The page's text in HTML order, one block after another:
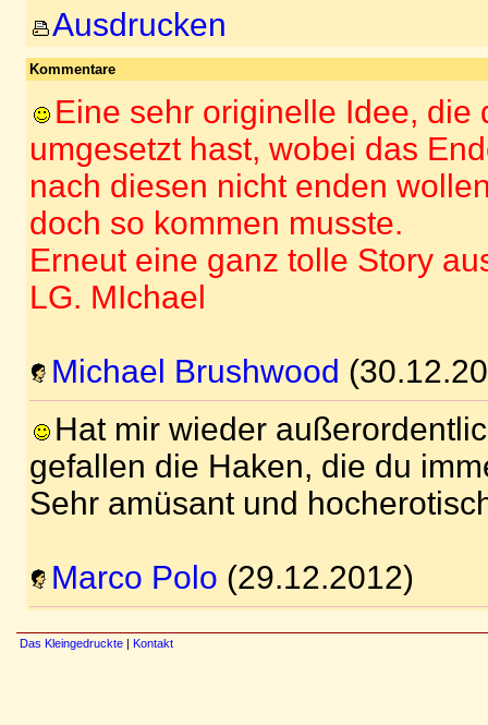
Ausdrucken
Kommentare
Eine sehr originelle Idee, die
umgesetzt hast, wobei das
nach diesen nicht enden
doch so kommen musste.
Erneut eine ganz tolle Story
LG. MIchael
Michael Brushwood
Hat mir wieder
gefallen die Haken, die du
Sehr amüsant und
Marco Polo (29.12.2012)
Das Kleingedruckte | Kontakt